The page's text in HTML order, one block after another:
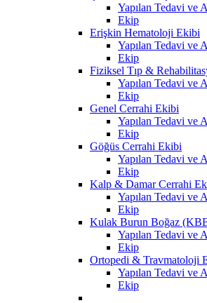
Yapılan Tedavi ve
Ekip
Erişkin Hematoloji Ekibi
Yapılan Tedavi ve
Ekip
Fiziksel Tıp &
Yapılan Tedavi ve
Ekip
Genel Cerrahi Ekibi
Yapılan Tedavi ve
Ekip
Göğüs Cerrahi Ekibi
Yapılan Tedavi ve
Ekip
Kalp & Damar Cerrahi
Yapılan Tedavi ve
Ekip
Kulak Burun Boğaz
Yapılan Tedavi ve
Ekip
Ortopedi & Travmatoloji
Yapılan Tedavi ve
Ekip